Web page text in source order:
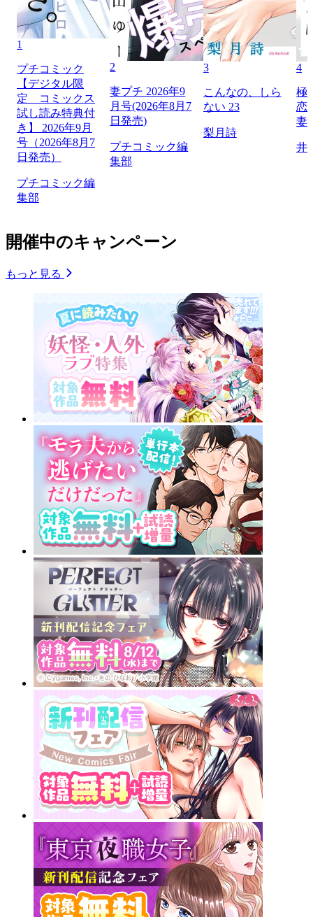
1
プチコミック
【デジタル限
定 コミックス
試し読み特典付
き】 2026年9月
号（2026年8月7
日発売）
プチコミック編
集部
2
妻プチ 2026年9
月号(2026年8月7
日発売)
プチコミック編
集部
3
こんなの、しら
ない 23
梨月詩
4
極
恋
妻
井
開催中のキャンペーン
もっと見る